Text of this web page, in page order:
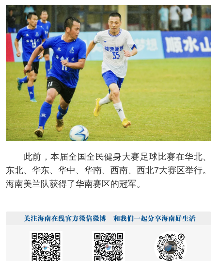
此前，本届全国全民健身大赛足球比赛在华北、
东北、华东、华中、华南、西南、西北7大赛区举行。
海南美兰队获得了华南赛区的冠军。